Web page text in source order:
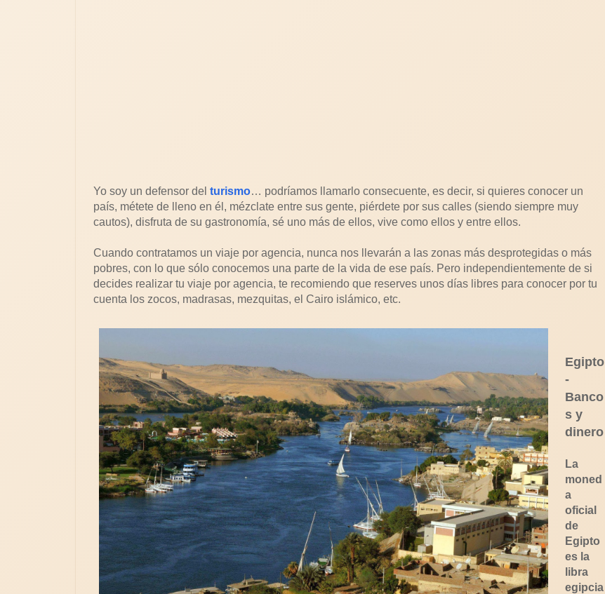
Yo soy un defensor del turismo… podríamos llamarlo consecuente, es decir, si quieres conocer un
país, métete de lleno en él, mézclate entre sus gente, piérdete por sus calles (siendo siempre muy
cautos), disfruta de su gastronomía, sé uno más de ellos, vive como ellos y entre ellos.
Cuando contratamos un viaje por agencia, nunca nos llevarán a las zonas más desprotegidas o más
pobres, con lo que sólo conocemos una parte de la vida de ese país. Pero independientemente de si
decides realizar tu viaje por agencia, te recomiendo que reserves unos días libres para conocer por tu
cuenta los zocos, madrasas, mezquitas, el Cairo islámico, etc.
Egipto
-
Banco
s y
dinero
La
moned
a
oficial
de
Egipto
es la
libra
egipcia